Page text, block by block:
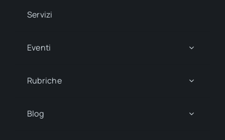
Servizi
Eventi
Rubriche
Blog